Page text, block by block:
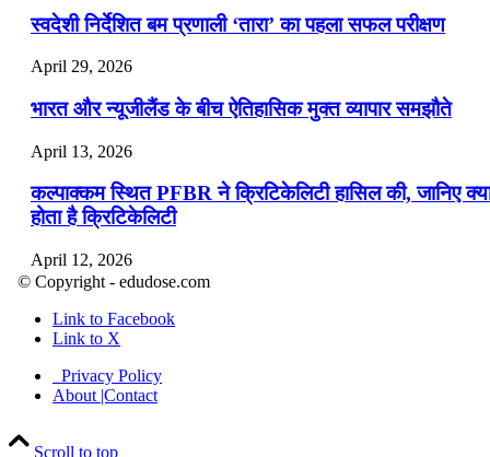
स्वदेशी निर्देशित बम प्रणाली ‘तारा’ का पहला सफल परीक्षण
April 29, 2026
भारत और न्यूजीलैंड के बीच ऐतिहासिक मुक्त व्यापार समझौते
April 13, 2026
कल्पाक्कम स्थित PFBR ने क्रिटिकेलिटी हासिल की, जानिए
होता है क्रिटिकेलिटी
April 12, 2026
April 9, 2026
नासा का आर्टेमिस-2 मिशन: मनुष्य एक बार फिर से चंद्रमा के
पहुंचा
April 7, 2026
© Copyright - edudose.com
Link to Facebook
Link to X
Privacy Policy
About |Contact
Scroll to top